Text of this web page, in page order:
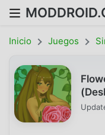
Inicio Juegos